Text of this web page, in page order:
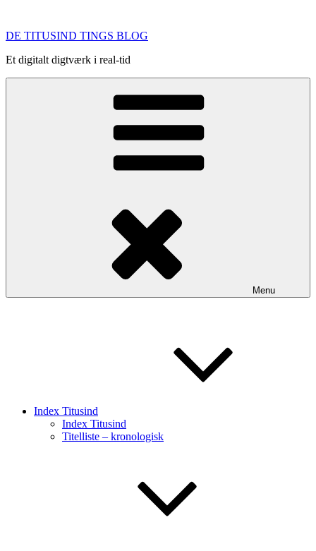
indhold
DE TITUSIND TINGS BLOG
Et digitalt digtværk i real-tid
Menu
Index Titusind
Index Titusind
Titelliste – kronologisk